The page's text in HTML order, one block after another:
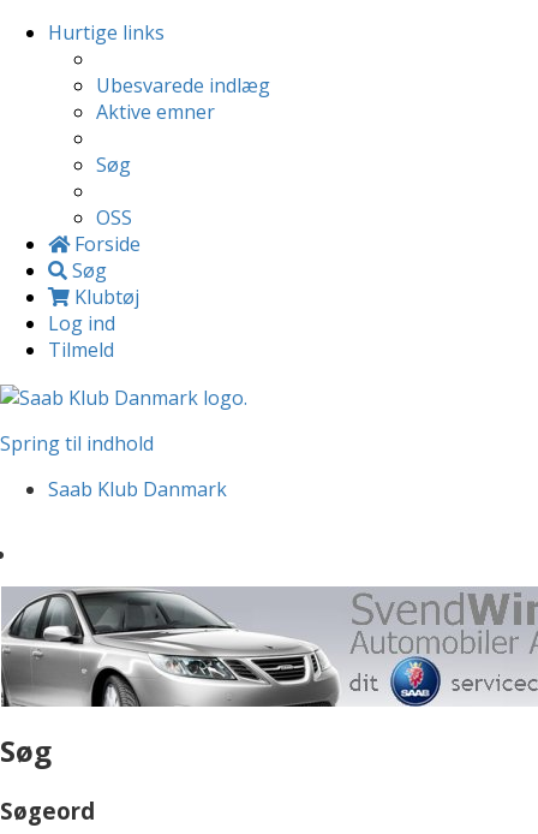
Hurtige links
Ubesvarede indlæg
Aktive emner
Søg
OSS
Forside
Søg
Klubtøj
Log ind
Tilmeld
Spring til indhold
Saab Klub Danmark
Søg
Søgeord